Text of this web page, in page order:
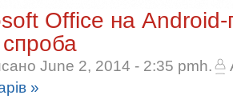
Office на
June 2, 2014 - 2:35 pmh.
»